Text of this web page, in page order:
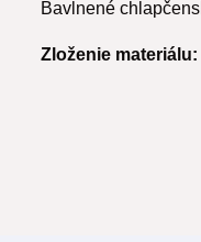
Bavlnené
Zloženie materiálu: